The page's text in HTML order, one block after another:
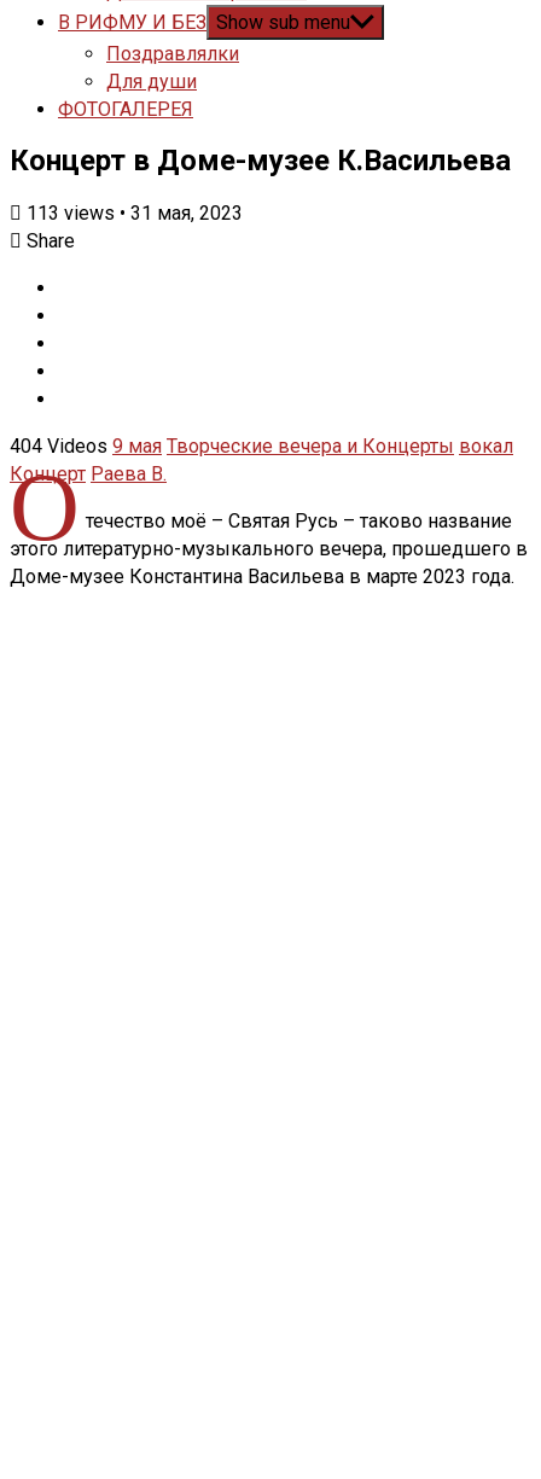
В РИФМУ И БЕЗ Show sub menu
Поздравлялки
Для души
ФОТОГАЛЕРЕЯ
Концерт в Доме-музее К.Васильева
113 views • 31 мая, 2023
Share
404 Videos 9 мая Творческие вечера и Концерты вокал
Концерт Раева В.
О течество моё – Святая Русь – таково название
этого литературно-музыкального вечера, прошедшего в
Доме-музее Константина Васильева в марте 2023 года.